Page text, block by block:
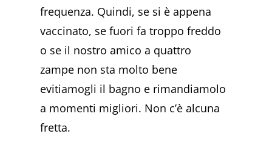
frequenza. Quindi, se si è appena
vaccinato, se fuori fa troppo freddo
o se il nostro amico a quattro
zampe non sta molto bene
evitiamogli il bagno e rimandiamolo
a momenti migliori. Non c’è alcuna
fretta.